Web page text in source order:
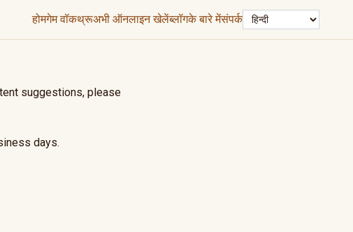
होमगेम वॉकथ्रूअभी ऑनलाइन खेलेंब्लॉगके बारे मेंसंपर्कभाषा
suggestions, please
days.